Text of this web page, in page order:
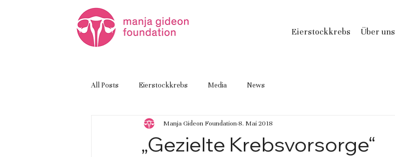
Eierstockkrebs Über uns
All Posts Eierstockkrebs Media News
„Gezielte Krebsvorsorge“
Manja Gideon Foundation8. Mai 2018